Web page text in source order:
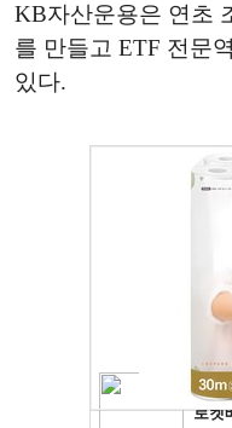
KB자산운용은 연초
를 만들고 ETF 전문
있다.